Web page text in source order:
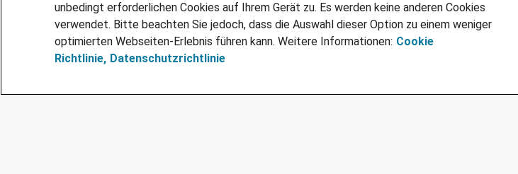
unbedingt erforderlichen Cookies auf Ihrem Gerät zu. Es werden keine anderen Cookies
verwendet. Bitte beachten Sie jedoch, dass die Auswahl dieser Option zu einem weniger
optimierten Webseiten-Erlebnis führen kann. Weitere Informationen: Cookie
Richtlinie, Datenschutzrichtlinie